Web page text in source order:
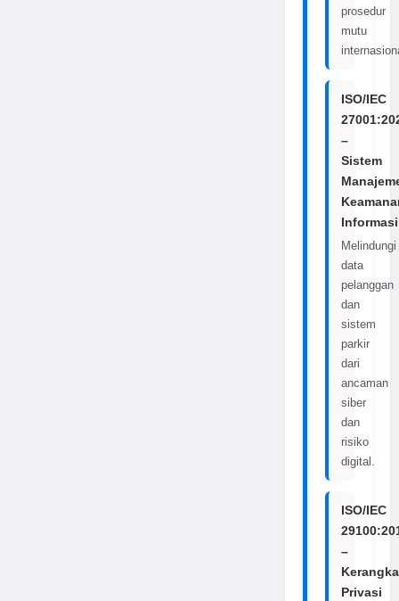
prosedur
mutu
ISO/IEC
–
Sistem
Informasi
Melindungi
data
pelanggan
dan
sistem
parkir
dari
ancaman
siber
dan
risiko
digital.
ISO/IEC
–
Kerangka
Privasi